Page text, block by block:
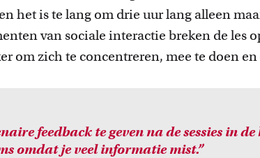
het is te lang om drie uur lang alleen
van sociale interactie breken de les
om zich te concentreren, mee te doen
feedback te geven na de sessies in
omdat je veel informatie mist.”